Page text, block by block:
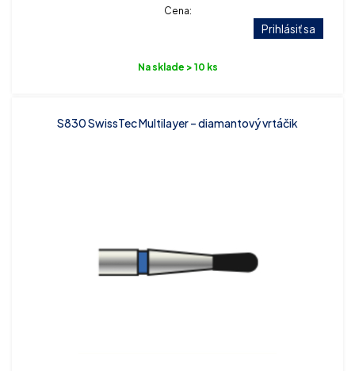
Cena:
Prihlásiť sa
Na sklade > 10 ks
S830 SwissTec Multilayer – diamantový vrtáčik